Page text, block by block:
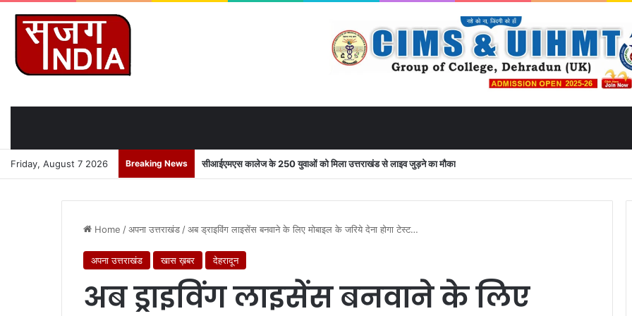
Friday, August 7 2026 Breaking News सीआईएमएस कालेज के 250 युवाओं को मिला उत्तराखंड से लाइव जुड़ने का मौका
Home /अपना उत्तराखंड /अब ड्राइविंग लाइसेंस बनवाने के लिए मोबाइल के जरिये देना होगा टेस्ट…
अपना उत्तराखंड खास ख़बर देहरादून
अब ड्राइविंग लाइसेंस बनवाने के लिए